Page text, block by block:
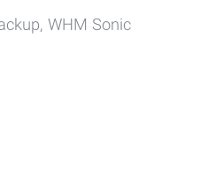
WHM Sonic